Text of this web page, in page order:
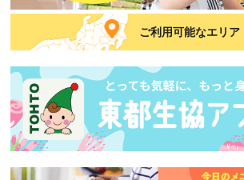
ご利用可能なエリア